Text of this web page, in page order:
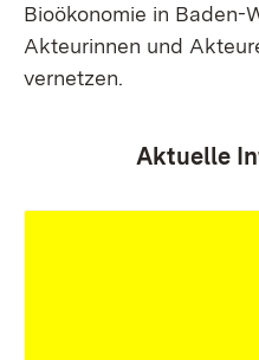
Bioökonomie in Baden-
Akteurinnen und
vernetzen.
Aktuelle